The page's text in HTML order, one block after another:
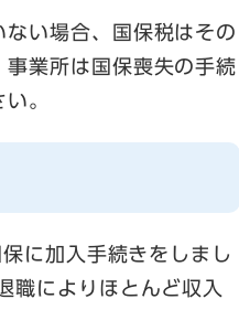
い場合、国保税はその
業所は国保喪失の手続
。
に加入手続きをしまし
職によりほとんど収入